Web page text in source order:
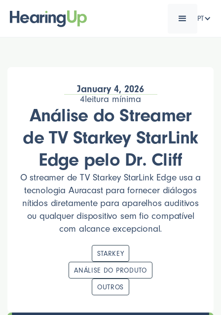
PT
January 4, 2026
4 leitura mínima
Análise do Streamer
de TV Starkey StarLink
Edge pelo Dr. Cliff
O streamer de TV Starkey StarLink Edge usa a
tecnologia Auracast para fornecer diálogos
nítidos diretamente para aparelhos auditivos
ou qualquer dispositivo sem fio compatível
com alcance excepcional.
STARKEY
ANÁLISE DO PRODUTO
OUTROS